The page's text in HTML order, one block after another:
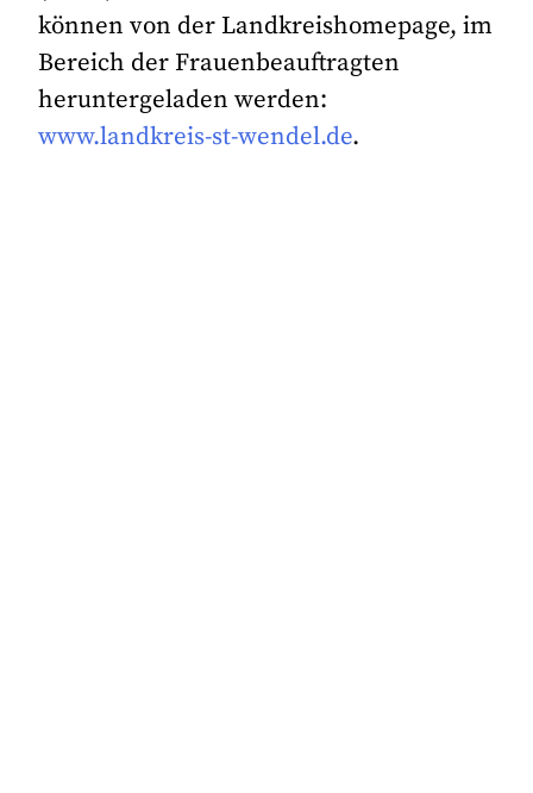
können von der Landkreishomepage, im
Bereich der Frauenbeauftragten
heruntergeladen werden:
www.landkreis-st-wendel.de.